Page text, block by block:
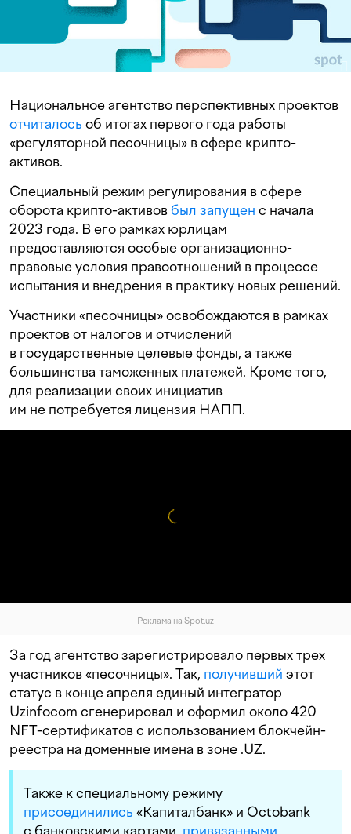
Национальное агентство перспективных проектов
отчиталось об итогах первого года работы
«регуляторной песочницы» в сфере крипто-
активов.
Специальный режим регулирования в сфере
оборота крипто-активов был запущен с начала
2023 года. В его рамках юрлицам
предоставляются особые организационно-
правовые условия правоотношений в процессе
испытания и внедрения в практику новых решений.
Участники «песочницы» освобождаются в рамках
проектов от налогов и отчислений
в государственные целевые фонды, а также
большинства таможенных платежей. Кроме того,
для реализации своих инициатив
им не потребуется лицензия НАПП.
Реклама на Spot.uz
За год агентство зарегистрировало первых трех
участников «песочницы». Так, получивший этот
статус в конце апреля единый интегратор
Uzinfocom сгенерировал и оформил около 420
NFT-сертификатов с использованием блокчейн-
реестра на доменные имена в зоне .UZ.
Также к специальному режиму
присоединились «Капиталбанк» и Octobank